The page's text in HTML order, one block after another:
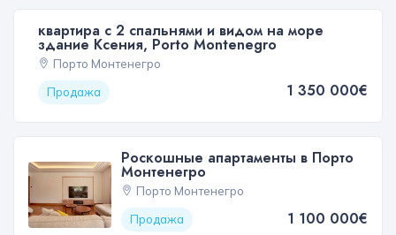
квартира с 2 спальнями и видом на море
здание Ксения, Porto Montenegro
Порто Монтенегро
Продажа
1 350 000€
Роскошные апартаменты в Порто
Монтенегро
Порто Монтенегро
Продажа
1 100 000€